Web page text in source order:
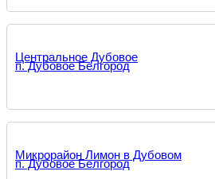
Центральное Дубовое
п. Дубовое Белгород
Микрорайон Лимон в Дубовом
п. Дубовое Белгород